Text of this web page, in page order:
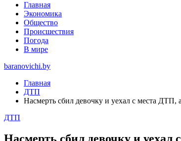
Главная
Экономика
Общество
Происшествия
Погода
В мире
baranovichi.by
Главная
ДТП
Насмерть сбил девочку и уехал с места
ДТП